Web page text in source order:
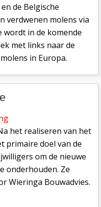
de Belgische
verdwenen molens via
wordt in de komende
met links naar de
in Europa.
het realiseren van het
primaire doel van de
om de nieuwe
onderhouden. Ze
Wieringa Bouwadvies.